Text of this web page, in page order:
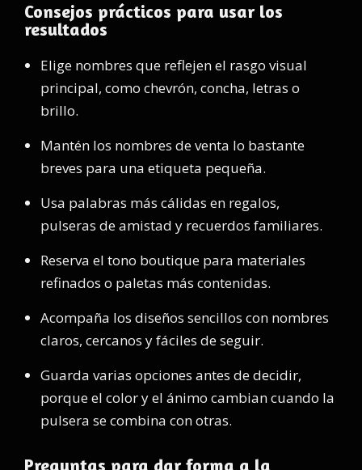
Consejos prácticos para usar los
resultados
Elige nombres que reflejen el rasgo visual
principal, como chevrón, concha, letras o
brillo.
Mantén los nombres de venta lo bastante
breves para una etiqueta pequeña.
Usa palabras más cálidas en regalos,
pulseras de amistad y recuerdos familiares.
Reserva el tono boutique para materiales
refinados o paletas más contenidas.
Acompaña los diseños sencillos con nombres
claros, cercanos y fáciles de seguir.
Guarda varias opciones antes de decidir,
porque el color y el ánimo cambian cuando la
pulsera se combina con otras.
Preguntas para dar forma a la